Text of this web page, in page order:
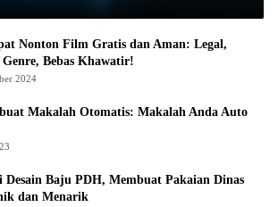
Nonton Film Gratis dan Aman: Legal,
Bebas Khawatir!
2024
Makalah Otomatis: Makalah Anda Auto
Desain Baju PDH, Membuat Pakaian Dinas
dan Menarik